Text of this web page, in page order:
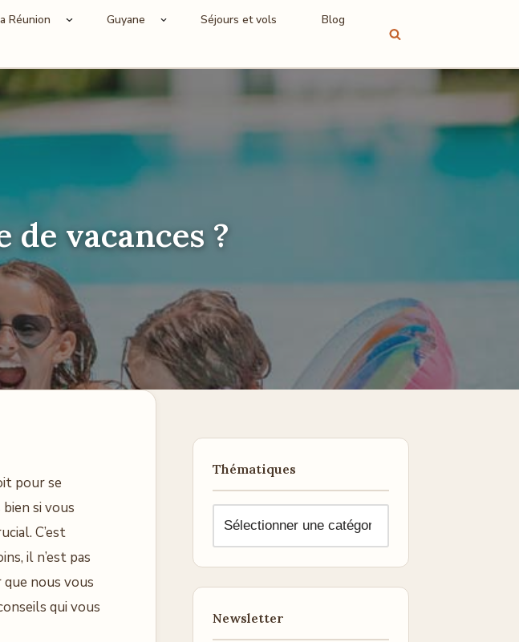
Réunion Guyane Séjours et vols
Blog
vacances ?
pour se
si vous
C’est
il n’est pas
que nous vous
qui vous
Thématiques
Newsletter